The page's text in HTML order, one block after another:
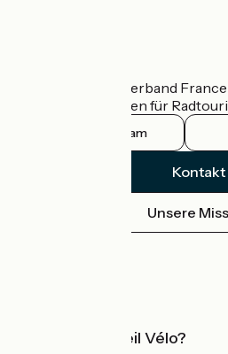
Der nationale Verband
offizielle Leitfaden für
Instagram
Kontakt
Unsere
Was ist Accueil Vélo?